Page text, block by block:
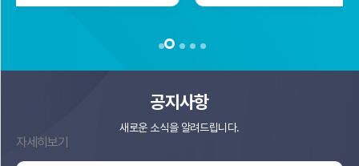
공지사항
새로운 소식을 알려드립니다.
자세히보기